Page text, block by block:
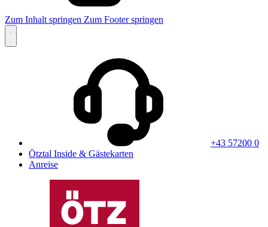
Zum Inhalt springen Zum Footer springen
+43 57200 0
Ötztal Inside & Gästekarten
Anreise